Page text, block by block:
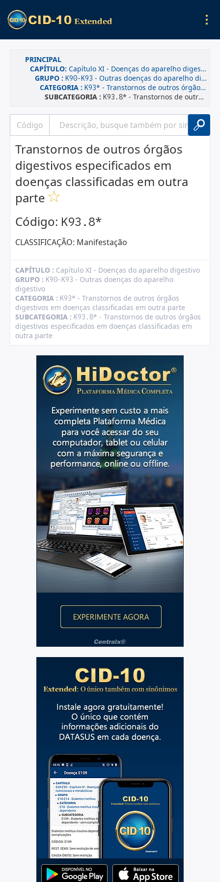
PRINCIPAL
CAPÍTULO: Capítulo XI - Doenças do aparelho digestivo
GRUPO : K90-K93 - Outras doenças do aparelho digestivo
CATEGORIA : K93* - Transtornos de outros órgãos digestivos em doenças classificadas em outra parte
SUBCATEGORIA : K93.8* - Transtornos de outros órgãos digestivos especificados em doenças classificadas em outra parte
Transtornos de outros órgãos
digestivos especificados em
doenças classificadas em outra
parte
Código: K93.8*
CLASSIFICAÇÃO: Manifestação
CAPÍTULO : Capítulo XI - Doenças do aparelho digestivo
GRUPO : K90-K93 - Outras doenças do aparelho
digestivo
CATEGORIA : K93* - Transtornos de outros órgãos
digestivos em doenças classificadas em outra parte
SUBCATEGORIA : K93.8* - Transtornos de outros órgãos
digestivos especificados em doenças classificadas em
outra parte